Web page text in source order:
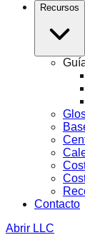
Recursos
Contacto
Abrir LLC